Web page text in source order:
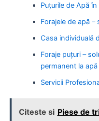
Puțurile de Apă
Forajele de apă
Casa individuală
Foraje puțuri –
permanent la apă
Servicii
Citeste si Piese de